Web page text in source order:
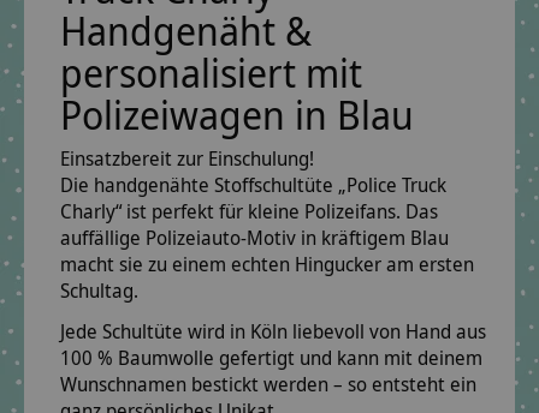
Handgenäht &
personalisiert mit
Polizeiwagen in Blau
Einsatzbereit zur Einschulung!
Die handgenähte Stoffschultüte „Police Truck
Charly“ist perfekt für kleine Polizeifans. Das
auffällige Polizeiauto-Motiv in kräftigem Blau
macht sie zu einem echten Hingucker am ersten
Schultag.
Jede Schultüte wird in Köln liebevoll von Hand aus
100 % Baumwolle gefertigt und kann mit deinem
Wunschnamen bestickt werden – so entsteht ein